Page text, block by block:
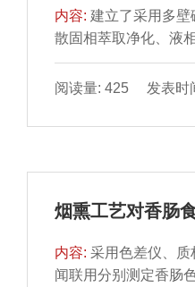
内容:建立了采用多壁
散固相萃取净化、液
中金刚烷胺残留量的
腈提取后，调节...
阅读量: 425 发表时
烟熏工艺对香肠
内容:采用色差仪、质
闻联用分别测定香肠